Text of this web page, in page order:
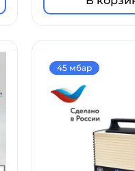
45 мбар